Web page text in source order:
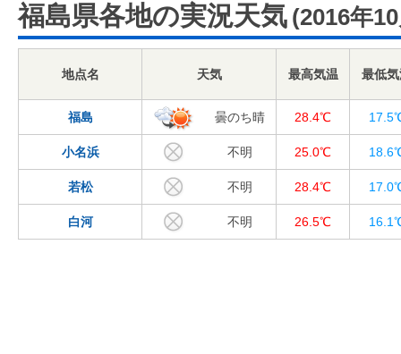
福島県各地の実況天気 (2016年
地点名 天気 最高気温 最低
福島 曇のち晴 28.4℃
小名浜 不明 25.0℃
若松 不明 28.4℃
白河 不明 26.5℃